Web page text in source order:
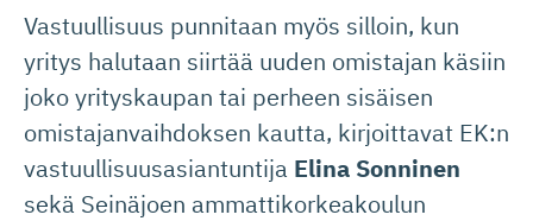
Vastuullisuus punnitaan myös silloin, kun
yritys halutaan siirtää uuden omistajan käsiin
joko yrityskaupan tai perheen sisäisen
omistajanvaihdoksen kautta, kirjoittavat EK:n
vastuullisuusasiantuntija Elina Sonninen
sekä Seinäjoen ammattikorkeakoulun